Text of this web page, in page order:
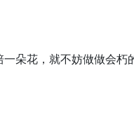
朵花，就不妨做做会朽